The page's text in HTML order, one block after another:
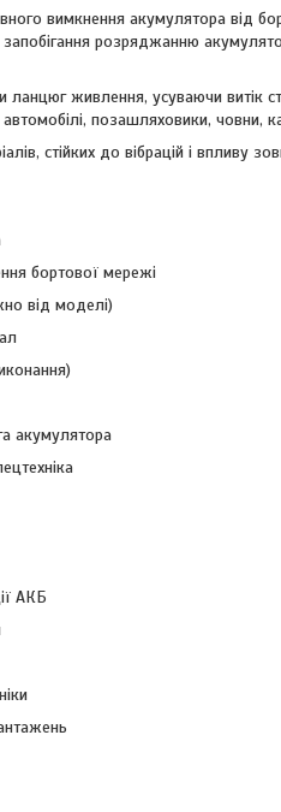
вимкнення акумулятора від
запобігання розряджанню
ланцюг живлення, усуваючи витік
позашляховики, човни,
стійких до вібрацій і
бортової мережі
від моделі)
акумулятора
АКБ